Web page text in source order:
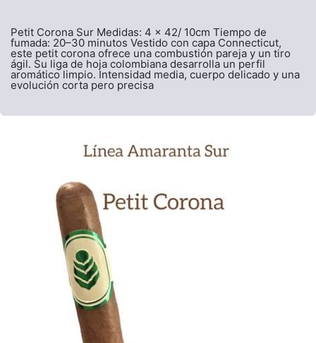
Petit Corona Sur Medidas: 4 x 42/ 10cm Tiempo de
fumada: 20–30 minutos Vestido con capa Connecticut,
este petit corona ofrece una combustión pareja y un tiro
ágil. Su liga de hoja colombiana desarrolla un perfil
aromático limpio. Intensidad media, cuerpo delicado y una
evolución corta pero precisa